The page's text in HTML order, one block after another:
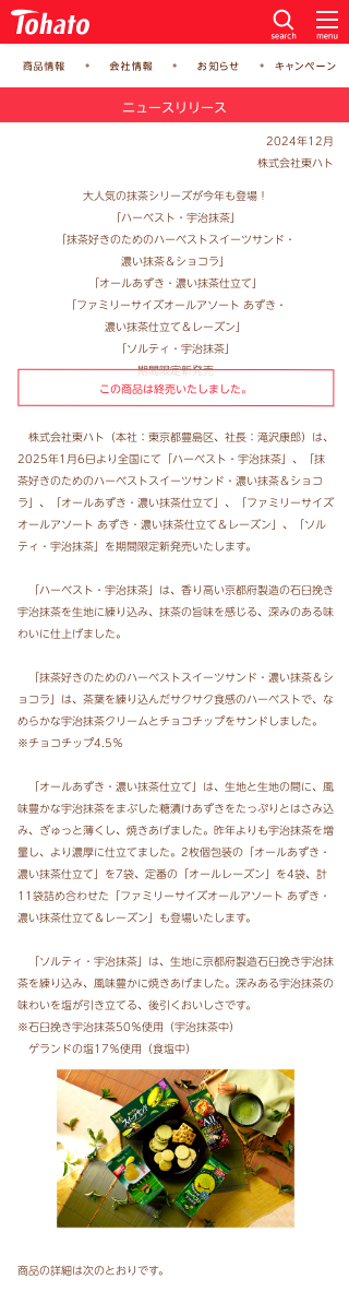
ニュースリリース
2024年12月
株式会社東ハト
大人気の抹茶シリーズが今年も登場！
「ハーベスト・宇治抹茶」
「抹茶好きのためのハーベストスイーツサンド・
濃い抹茶＆ショコラ」
「オールあずき・濃い抹茶仕立て」
「ファミリーサイズオールアソート あずき・
濃い抹茶仕立て＆レーズン」
「ソルティ・宇治抹茶」
期間限定新発売
この商品は終売いたしました。
株式会社東ハト（本社：東京都豊島区、社長：滝沢康郎）は、
2025年1月6日より全国にて「ハーベスト・宇治抹茶」、「抹
茶好きのためのハーベストスイーツサンド・濃い抹茶＆ショコ
ラ」、「オールあずき・濃い抹茶仕立て」、「ファミリーサイズ
オールアソート あずき・濃い抹茶仕立て＆レーズン」、「ソル
ティ・宇治抹茶」を期間限定新発売いたします。
「ハーベスト・宇治抹茶」は、香り高い京都府製造の石臼挽き
宇治抹茶を生地に練り込み、抹茶の旨味を感じる、深みのある味
わいに仕上げました。
「抹茶好きのためのハーベストスイーツサンド・濃い抹茶＆シ
ョコラ」は、茶葉を練り込んだサクサク食感のハーベストで、な
めらかな宇治抹茶クリームとチョコチップをサンドしました。
※チョコチップ4.5％
「オールあずき・濃い抹茶仕立て」は、生地と生地の間に、風
味豊かな宇治抹茶をまぶした糖漬けあずきをたっぷりとはさみ込
み、ぎゅっと薄くし、焼きあげました。昨年よりも宇治抹茶を増
量し、より濃厚に仕立てました。2枚個包装の「オールあずき・
濃い抹茶仕立て」を7袋、定番の「オールレーズン」を4袋、計
11袋詰め合わせた「ファミリーサイズオールアソート あずき・
濃い抹茶仕立て＆レーズン」も登場いたします。
「ソルティ・宇治抹茶」は、生地に京都府製造石臼挽き宇治抹
茶を練り込み、風味豊かに焼きあげました。深みある宇治抹茶の
味わいを塩が引き立てる、後引くおいしさです。
※石臼挽き宇治抹茶50％使用（宇治抹茶中）
ゲランドの塩17％使用（食塩中）
商品の詳細は次のとおりです。